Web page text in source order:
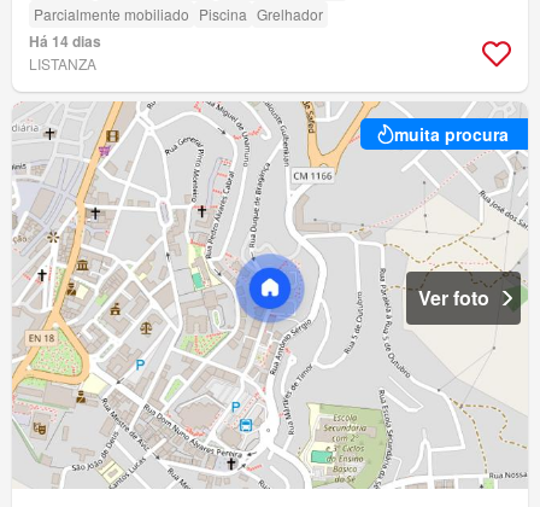
Parcialmente mobiliado Piscina Grelhador
Há 14 dias
LISTANZA
muita procura
Ver foto